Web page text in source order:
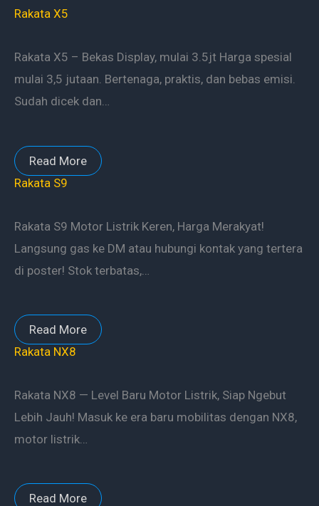
Rakata X5
Rakata X5 – Bekas Display, mulai 3.5jt Harga spesial
mulai 3,5 jutaan. Bertenaga, praktis, dan bebas emisi.
Sudah dicek dan…
Read More
Rakata S9
Rakata S9 Motor Listrik Keren, Harga Merakyat!
Langsung gas ke DM atau hubungi kontak yang tertera
di poster! Stok terbatas,…
Read More
Rakata NX8
Rakata NX8 — Level Baru Motor Listrik, Siap Ngebut
Lebih Jauh! Masuk ke era baru mobilitas dengan NX8,
motor listrik…
Read More